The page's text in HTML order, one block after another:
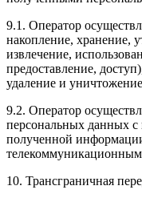
9.1. Оператор
накопление, хранение,
извлечение,
предоставление,
удаление и
9.2. Оператор
персональных данных с
полученной
телекоммуникационным
10. Трансграничная